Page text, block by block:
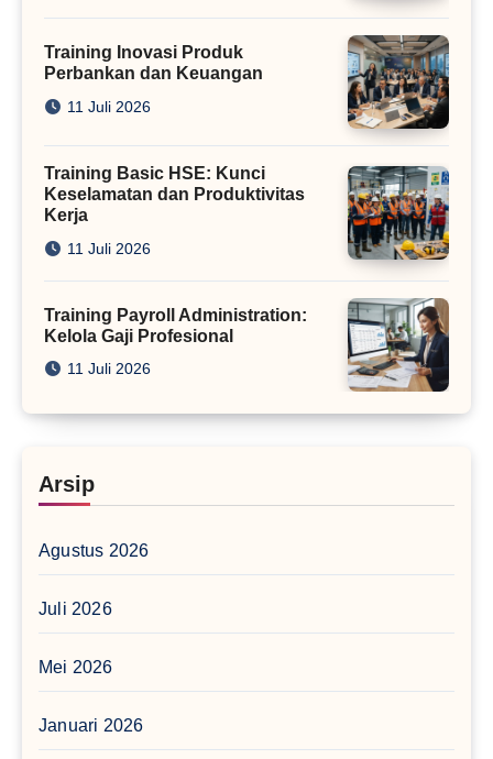
Training Inovasi Produk
Perbankan dan Keuangan
11 Juli 2026
Training Basic HSE: Kunci
Keselamatan dan Produktivitas
Kerja
11 Juli 2026
Training Payroll Administration:
Kelola Gaji Profesional
11 Juli 2026
Arsip
Agustus 2026
Juli 2026
Mei 2026
Januari 2026